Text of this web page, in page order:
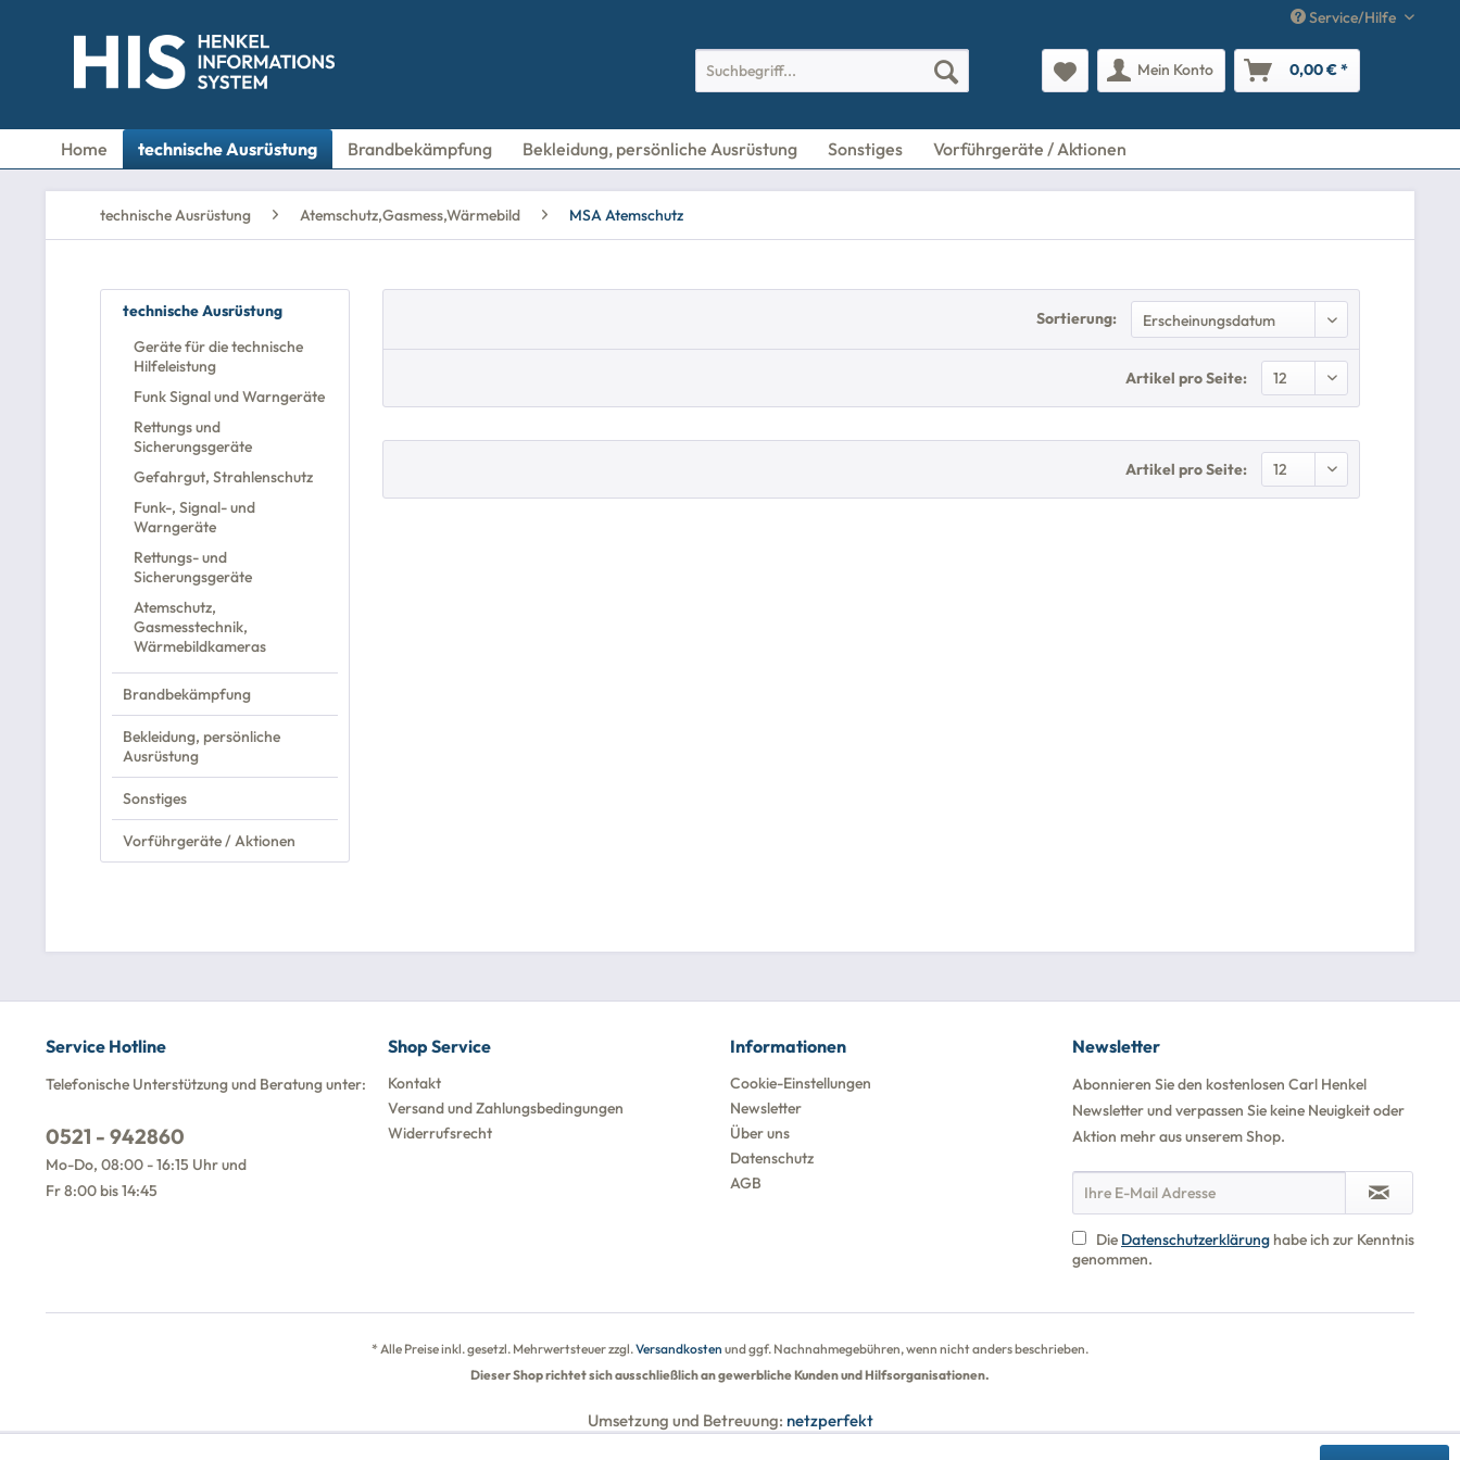
Service/Hilfe
Mein Konto 0,00 € *
Home technische Ausrüstung Brandbekämpfung Bekleidung, persönliche Ausrüstung Sonstiges Vorführgeräte / Aktionen
technische Ausrüstung Atemschutz,Gasmess,Wärmebild MSA Atemschutz
technische Ausrüstung
Geräte für die technische
Hilfeleistung
Funk Signal und Warngeräte
Rettungs und
Sicherungsgeräte
Gefahrgut, Strahlenschutz
Funk-, Signal- und
Warngeräte
Rettungs- und
Sicherungsgeräte
Atemschutz,
Gasmesstechnik,
Wärmebildkameras
Brandbekämpfung
Bekleidung, persönliche
Ausrüstung
Sonstiges
Vorführgeräte / Aktionen
Sortierung:
Artikel pro Seite:
Artikel pro Seite:
Service Hotline
Telefonische Unterstützung und Beratung unter:
0521 - 942860
Mo-Do, 08:00 - 16:15 Uhr und
Fr 8:00 bis 14:45
Shop Service
Kontakt
Versand und Zahlungsbedingungen
Widerrufsrecht
Informationen
Cookie-Einstellungen
Newsletter
Über uns
Datenschutz
AGB
Newsletter
Abonnieren Sie den kostenlosen Carl Henkel
Newsletter und verpassen Sie keine Neuigkeit oder
Aktion mehr aus unserem Shop.
Die Datenschutzerklärung habe ich zur Kenntnis
genommen.
* Alle Preise inkl. gesetzl. Mehrwertsteuer zzgl.Versandkosten und ggf. Nachnahmegebühren, wenn nicht anders beschrieben.
Dieser Shop richtet sich ausschließlich an gewerbliche Kunden und Hilfsorganisationen.
Umsetzung und Betreuung: netzperfekt